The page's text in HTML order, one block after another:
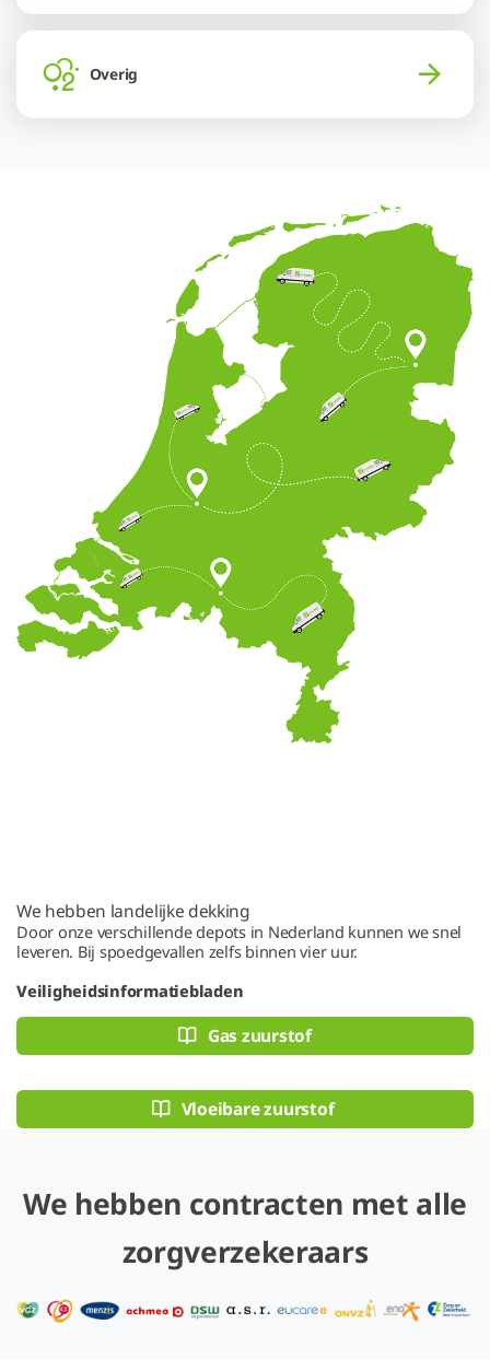
Overig
We hebben landelijke dekking
Door onze verschillende depots in Nederland kunnen we snel
leveren. Bij spoedgevallen zelfs binnen vier uur.
Veiligheidsinformatiebladen
Gas zuurstof
Vloeibare zuurstof
We hebben contracten met alle
zorgverzekeraars